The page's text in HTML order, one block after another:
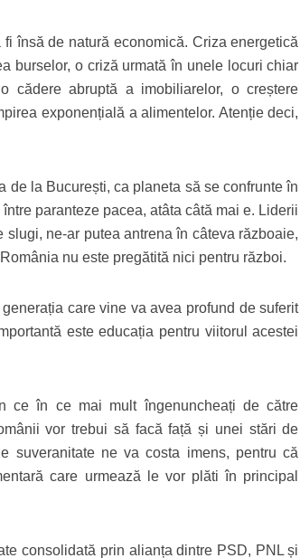
însă de natură economică. Criza energetică
burselor, o criză urmată în unele locuri chiar
abruptă a imobiliarelor, o creștere
exponențială a alimentelor. Atenție deci,
de la București, ca planeta să se confrunte în
paranteze pacea, atâta câtă mai e. Liderii
ne-ar putea antrena în câteva războaie,
nu este pregătită nici pentru război.
care vine va avea profund de suferit
este educația pentru viitorul acestei
ce în ce mai mult îngenuncheați de către
vor trebui să facă față și unei stări de
suveranitate ne va costa imens, pentru că
care urmează le vor plăti în principal
consolidată prin alianța dintre PSD, PNL și